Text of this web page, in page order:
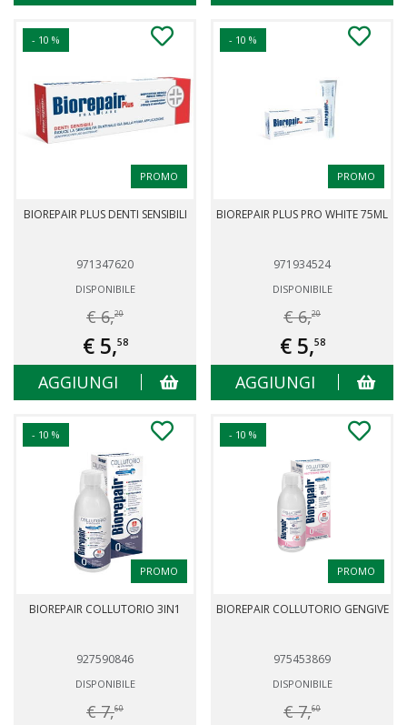
- 10 %
PROMO
BIOREPAIR PLUS DENTI SENSIBILI
971347620
DISPONIBILE
€ 6,20
€ 5,58
AGGIUNGI
- 10 %
PROMO
BIOREPAIR PLUS PRO WHITE 75ML
971934524
DISPONIBILE
€ 6,20
€ 5,58
AGGIUNGI
- 10 %
PROMO
BIOREPAIR COLLUTORIO 3IN1
927590846
DISPONIBILE
€ 7,60
- 10 %
PROMO
BIOREPAIR COLLUTORIO GENGIVE
975453869
DISPONIBILE
€ 7,60